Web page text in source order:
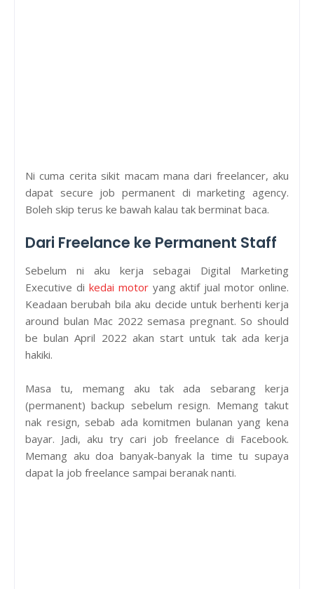
Ni cuma cerita sikit macam mana dari freelancer, aku
dapat secure job permanent di marketing agency.
Boleh skip terus ke bawah kalau tak berminat baca.
Dari Freelance ke Permanent Staff
Sebelum ni aku kerja sebagai Digital Marketing
Executive di kedai motoryang aktif jual motor online.
Keadaan berubah bila aku decide untuk berhenti kerja
around bulan Mac 2022 semasa pregnant. So should
be bulan April 2022 akan start untuk tak ada kerja
hakiki.
Masa tu, memang aku tak ada sebarang kerja
(permanent) backup sebelum resign. Memang takut
nak resign, sebab ada komitmen bulanan yang kena
bayar. Jadi, aku try cari job freelance di Facebook.
Memang aku doa banyak-banyak la time tu supaya
dapat la job freelance sampai beranak nanti.